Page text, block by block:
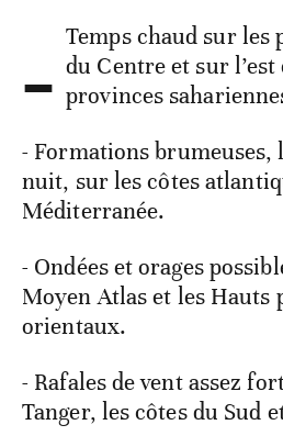
- Temps chaud sur les
du Centre et sur l’est
provinces
- Formations brumeuses,
nuit, sur les côtes
Méditerranée.
- Ondées et orages
Moyen Atlas et les Hauts
orientaux.
- Rafales de vent assez
Tanger, les côtes du Sud